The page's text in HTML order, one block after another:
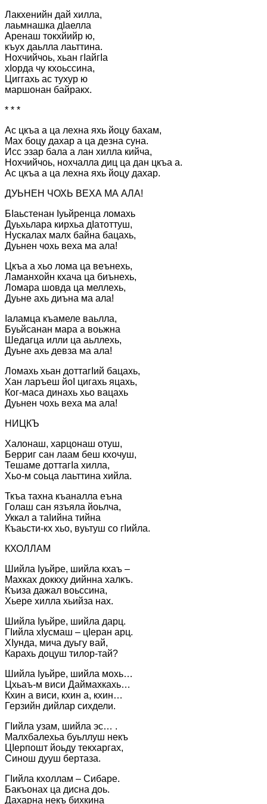
Лакхенийн дай хилла,
лаьмнашка дІаелла
Аренаш токхйийр ю,
къух даьлла лаьттина.
Нохчийчоь, хьан гІайгІа
хІорда чу кхоьссина,
Циггахь ас тухур ю
маршонан байракх.
* * *
Ас цкъа а ца лехна яхь йоцу бахам,
Мах боцу дахар а ца дезна суна.
Исс эзар бала а лан хилла кийча,
Нохчийчоь, нохчалла диц ца дан цкъа а.
Ас цкъа а ца лехна яхь йоцу дахар.
ДУЬНЕН ЧОХЬ ВЕХА МА АЛА!
БІаьстенан Іуьйренца ломахь
Дуьхьлара кирхьа дІатоттуш,
Нускалах малх байна бацахь,
Дуьнен чохь веха ма ала!
Цкъа а хьо лома ца веънехь,
Ламанхойн кхача ца биънехь,
Ломара шовда ца меллехь,
Дуьне ахь диъна ма ала!
Іаламца къамеле ваьлла,
Буьйсанан мара а воьжна
Шедагца илли ца аьллехь,
Дуьне ахь девза ма ала!
Ломахь хьан доттагІий бацахь,
Хан ларъеш йоІ цигахь яцахь,
Ког-маса динахь хьо вацахь
Дуьнен чохь веха ма ала!
НИЦКЪ
Халонаш, харцонаш отуш,
Берриг сан лаам беш кхочуш,
Тешаме доттагІа хилла,
Хьо-м соьца лаьттина хийла.
Ткъа тахна къаналла еъна
Голаш сан язъяла йоьлча,
Уккал а таІийна тийна
Къаьсти-кх хьо, вуьтуш со гІийла.
КХОЛЛАМ
Шийла Iуьйре, шийла кхаъ –
Махках доккху дийнна халкъ.
Къиза дажал воьссина,
Хьере хилла хьийза нах.
Шийла Iуьйре, шийла дарц.
ГIийла хIусмаш – цIеран арц.
ХIунда, мича дуьгу вай,
Карахь доцуш тилор-тай?
Шийла Iуьйре, шийла мохь…
Цхьаъ-м виси Даймахкахь…
Кхин а виси, кхин а, кхин…
Герзийн дийлар сихдели.
ГIийла узам, шийла эс… .
Малхбалехьа буьллуш некъ
ЦIерпошт йоьду текхаргах,
Синош дууш бертаза.
ГIийла кхоллам – Сибаре.
Бакъонах ца дисна доь.
Дахарна некъ бихкина